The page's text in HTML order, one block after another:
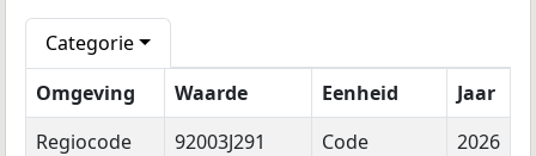
Categorie
Omgeving
Waarde Eenheid
Jaar
Regiocode
92003J291 Code
2026